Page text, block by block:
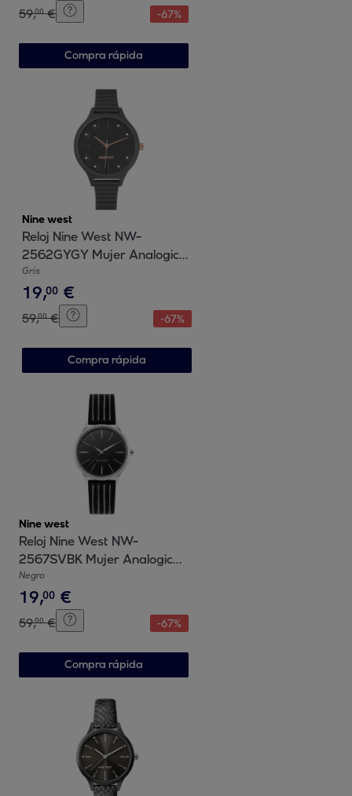
59,00 € -67%
Compra rápida
Nine west
Reloj Nine West NW-
2562GYGY Mujer Analogico
Cuarzo con Correa de
Aluminio
Gris
19,00 €
59,00 € -67%
Compra rápida
Nine west
Reloj Nine West NW-
2567SVBK Mujer Analogico
Cuarzo con Correa de
Plastico
Negro
19,00 €
59,00 € -67%
Compra rápida